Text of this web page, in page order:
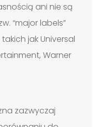
ani nie są
“major labels”
jak Universal
Warner
zazwyczaj